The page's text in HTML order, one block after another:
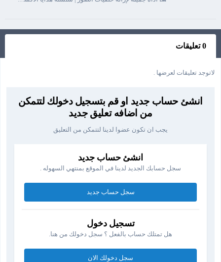
0 تعليقات
لاتوجد تعليقات لعرضها .
انشئ حساب جديد او قم بتسجيل دخولك لتتمكن
من اضافه تعليق جديد
يجب ان تكون عضوا لدينا لتتمكن من التعليق
انشئ حساب جديد
سجل حسابك الجديد لدينا في الموقع بمنتهي السهوله .
سجل حساب جديد
تسجيل دخول
هل تمتلك حساب بالفعل ؟ سجل دخولك من هنا.
سجل دخولك الان